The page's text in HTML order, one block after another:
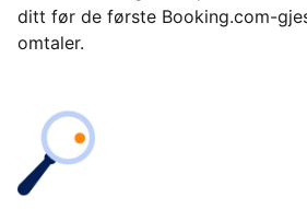
ditt før de første Booking.com-
omtaler.